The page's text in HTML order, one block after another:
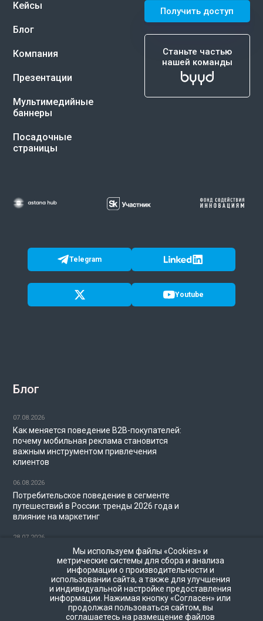
Кейсы
Блог
Компания
Презентации
Мультимедийные
баннеры
Посадочные
страницы
Блог
07.08.2026
Как меняется поведение B2B-покупателей:
почему мобильная реклама становится
важным инструментом привлечения
клиентов
06.08.2026
Потребительское поведение в сегменте
путешествий в России: тренды 2026 года и
влияние на маркетинг
28.07.2026
Миллениалы и диджитал-маркетинг в 2026
году: как брендам охватить аудиторию
Частота показов в программатик-рекламе:
как не перегружать пользователей
Получить доступ
Станьте частью
нашей команды
Telegram
Youtube
Мы используем файлы «Cookies» и
метрические системы для сбора и анализа
информации о производительности и
использовании сайта, а также для улучшения
и индивидуальной настройке предоставления
информации. Нажимая кнопку «Согласен» или
продолжая пользоваться сайтом, вы
соглашаетесь на размещение файлов